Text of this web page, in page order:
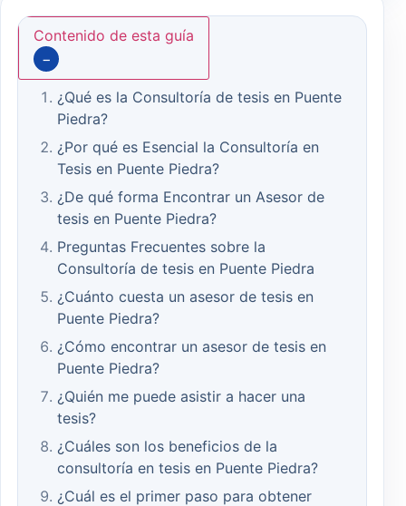
Contenido de esta guía
−
¿Qué es la Consultoría de tesis en Puente
Piedra?
¿Por qué es Esencial la Consultoría en
Tesis en Puente Piedra?
¿De qué forma Encontrar un Asesor de
tesis en Puente Piedra?
Preguntas Frecuentes sobre la
Consultoría de tesis en Puente Piedra
¿Cuánto cuesta un asesor de tesis en
Puente Piedra?
¿Cómo encontrar un asesor de tesis en
Puente Piedra?
¿Quién me puede asistir a hacer una
tesis?
¿Cuáles son los beneficios de la
consultoría en tesis en Puente Piedra?
¿Cuál es el primer paso para obtener